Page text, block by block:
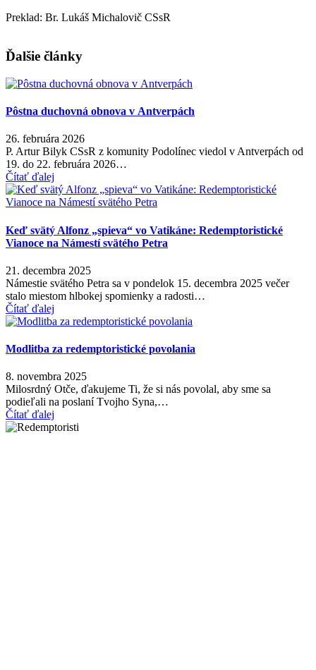
Preklad: Br. Lukáš Michalovič CSsR
Ďalšie články
Pôstna duchovná obnova v Antverpách
26. februára 2026
P. Artur Bilyk CSsR z komunity Podolínec viedol v Antverpách od
19. do 22. februára 2026…
Čítať ďalej
Keď svätý Alfonz „spieva“ vo Vatikáne: Redemptoristické
Vianoce na Námestí svätého Petra
21. decembra 2025
Námestie svätého Petra sa v pondelok 15. decembra 2025 večer
stalo miestom hlbokej spomienky a radosti…
Čítať ďalej
Modlitba za redemptoristické povolania
8. novembra 2025
Milosrdný Otče, ďakujeme Ti, že si nás povolal, aby sme sa
podieľali na poslaní Tvojho Syna,…
Čítať ďalej